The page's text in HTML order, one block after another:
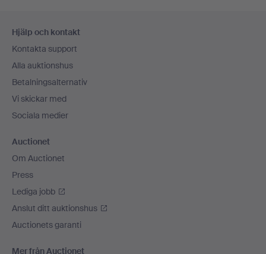
Hjälp och kontakt
Kontakta support
Alla auktionshus
Betalningsalternativ
Vi skickar med
Sociala medier
Auctionet
Om Auctionet
Press
Lediga jobb
Anslut ditt auktionshus
Auctionets garanti
Mer från Auctionet